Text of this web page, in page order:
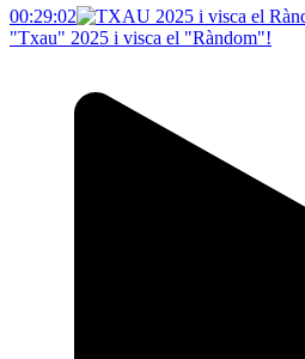
00:29:02
"Txau" 2025 i visca el "Ràndom"!